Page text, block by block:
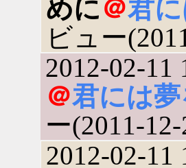
めに＠君
ビュー
2012-02-11
＠君には
ー(2011-
2012-02-11